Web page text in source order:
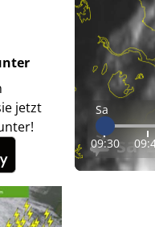
jetzt
Sa
09:30